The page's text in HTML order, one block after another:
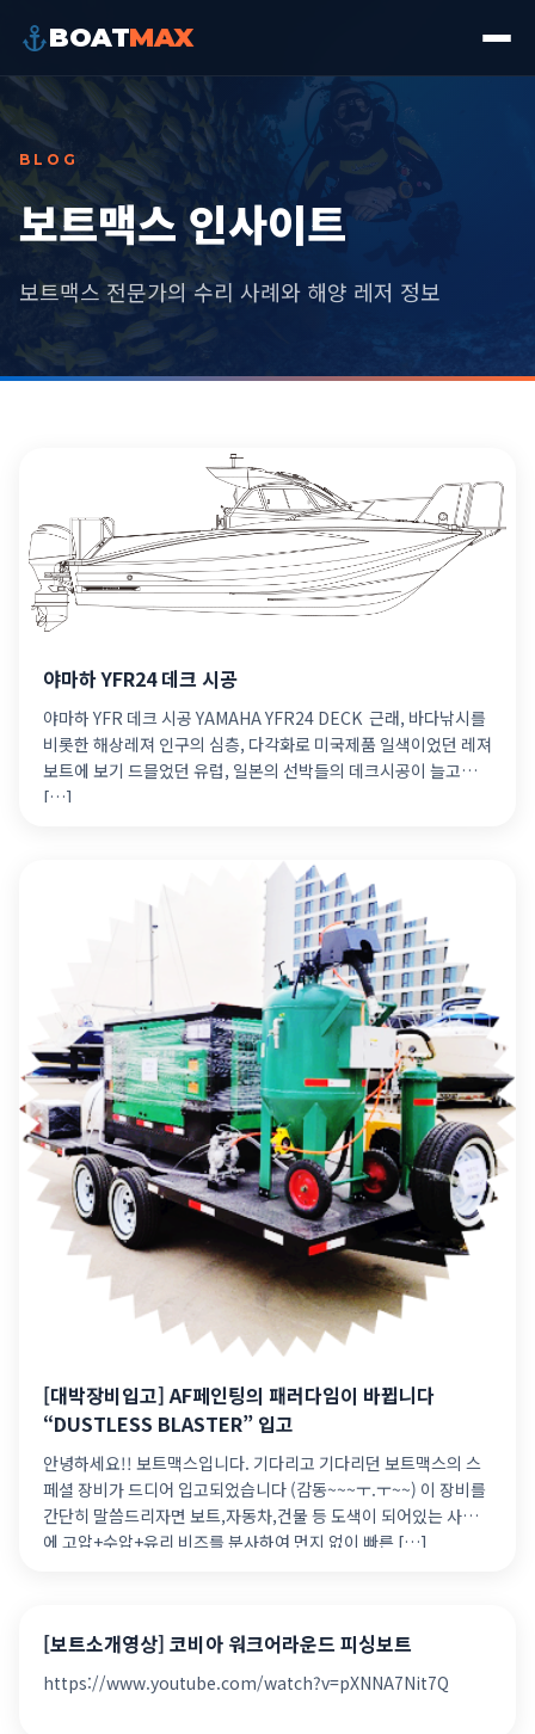
BOATMAX
BLOG
보트맥스 인사이트
보트맥스 전문가의 수리 사례와 해양 레저 정보
야마하 YFR24 데크 시공
야마하 YFR 데크 시공 YAMAHA YFR24 DECK ​ 근래, 바다낚시를
비롯한 해상레져 인구의 심층, 다각화로 미국제품 일색이었던 레져
보트에 보기 드믈었던 유럽, 일본의 선박들의 데크시공이 늘고
[…]
[대박장비입고] AF페인팅의 패러다임이 바뀝니다
“DUSTLESS BLASTER” 입고
안녕하세요!! 보트맥스입니다. 기다리고 기다리던 보트맥스의 스
페셜 장비가 드디어 입고되었습니다 (감동~~~ㅜ.ㅜ~~) 이 장비를
간단히 말씀드리자면 보트,자동차,건물 등 도색이 되어있는 사물
에 고압+수압+유리 비즈를 분사하여 먼지 없이 빠른 […]
[보트소개영상] 코비아 워크어라운드 피싱보트
https://www.youtube.com/watch?v=pXNNA7Nit7Q ​